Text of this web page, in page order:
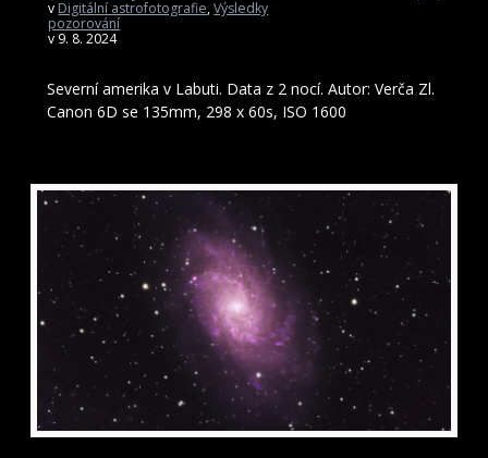
v Digitální astrofotografie,Výsledky
pozorování
v 9. 8. 2024
Severní amerika v Labuti. Data z 2 nocí. Autor: Verča Zl.
Canon 6D se 135mm, 298 x 60s, ISO 1600